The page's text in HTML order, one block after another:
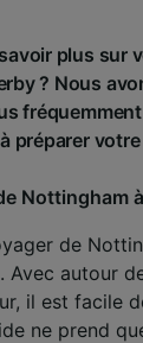
plus sur
? Nous
préparer
Nottingham
de
Avec autour
il est facile
ne prend